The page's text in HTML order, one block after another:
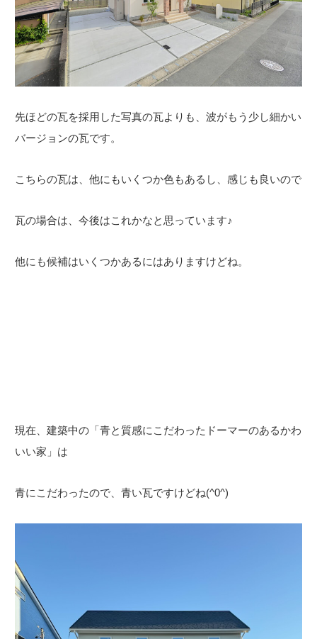
先ほどの瓦を採用した写真の瓦よりも、波がもう少し細かい
バージョンの瓦です。
こちらの瓦は、他にもいくつか色もあるし、感じも良いので
瓦の場合は、今後はこれかなと思っています♪
他にも候補はいくつかあるにはありますけどね。
現在、建築中の「青と質感にこだわったドーマーのあるかわ
いい家」は
青にこだわったので、青い瓦ですけどね(^0^)